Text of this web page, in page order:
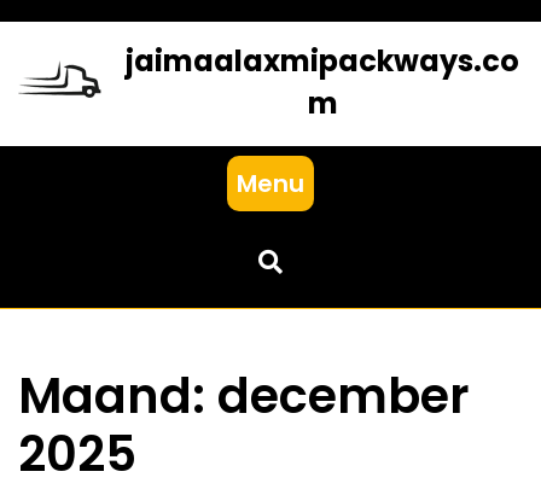
content
jaimaalaxmipackways.co
m
Menu
Maand: december
2025